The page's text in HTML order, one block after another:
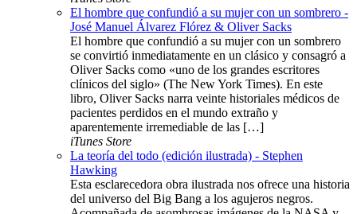
El hombre que confundió a su mujer con un sombrero -
José Manuel Álvarez Flórez & Oliver Sacks
El hombre que confundió a su mujer con un sombrero
se convirtió inmediatamente en un clásico y consagró a
Oliver Sacks como «uno de los grandes escritores
clínicos del siglo» (The New York Times). En este
libro, Oliver Sacks narra veinte historiales médicos de
pacientes perdidos en el mundo extraño y
aparentemente irremediable de las […]
iTunes Store
La teoría del todo (edición ilustrada) - Stephen
Hawking
Esta esclarecedora obra ilustrada nos ofrece una historia
del universo del Big Bang a los agujeros negros.